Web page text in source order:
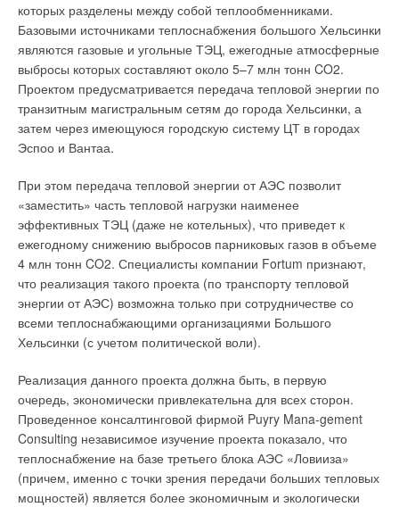
которых разделены между собой теплообменниками.
Базовыми источниками теплоснабжения большого Хельсинки
являются газовые и угольные ТЭЦ, ежегодные атмосферные
выбросы которых составляют около 5–7 млн тонн CO2.
Проектом предусматривается передача тепловой энергии по
транзитным магистральным сетям до города Хельсинки, а
затем через имеющуюся городскую систему ЦТ в городах
Эспоо и Вантаа.
При этом передача тепловой энергии от АЭС позволит
«заместить» часть тепловой нагрузки наименее
эффективных ТЭЦ (даже не котельных), что приведет к
ежегодному снижению выбросов парниковых газов в объеме
4 млн тонн CO2. Специалисты компании Fortum признают,
что реализация такого проекта (по транспорту тепловой
энергии от АЭС) возможна только при сотрудничестве со
всеми теплоснабжающими организациями Большого
Хельсинки (с учетом политической воли).
Реализация данного проекта должна быть, в первую
очередь, экономически привлекательна для всех сторон.
Проведенное консалтинговой фирмой Puyry Mana-gement
Consulting независимое изучение проекта показало, что
теплоснабжение на базе третьего блока АЭС «Ловииза»
(причем, именно с точки зрения передачи больших тепловых
мощностей) является более экономичным и экологически